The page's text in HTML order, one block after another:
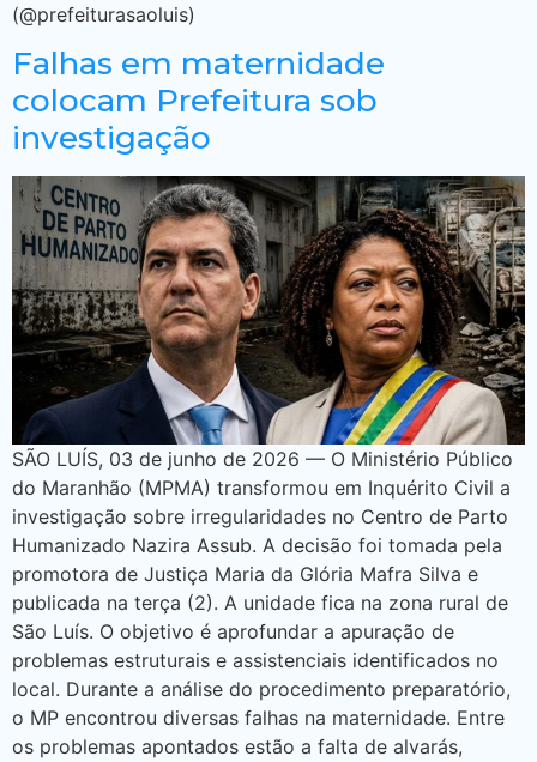
(@prefeiturasaoluis)
Falhas em maternidade
colocam Prefeitura sob
investigação
SÃO LUÍS, 03 de junho de 2026 — O Ministério Público
do Maranhão (MPMA) transformou em Inquérito Civil a
investigação sobre irregularidades no Centro de Parto
Humanizado Nazira Assub. A decisão foi tomada pela
promotora de Justiça Maria da Glória Mafra Silva e
publicada na terça (2). A unidade fica na zona rural de
São Luís. O objetivo é aprofundar a apuração de
problemas estruturais e assistenciais identificados no
local. Durante a análise do procedimento preparatório,
o MP encontrou diversas falhas na maternidade. Entre
os problemas apontados estão a falta de alvarás,